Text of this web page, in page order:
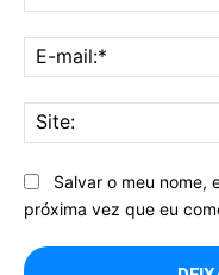
Salvar o meu nome,
próxima vez que eu